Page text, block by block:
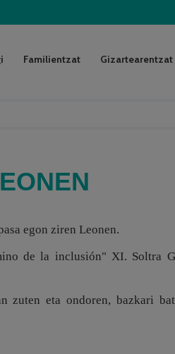
Familientzat Gizartearentzat
egon ziren Leonen.
de la inclusión" XI. Soltra
zuten eta ondoren, bazkari